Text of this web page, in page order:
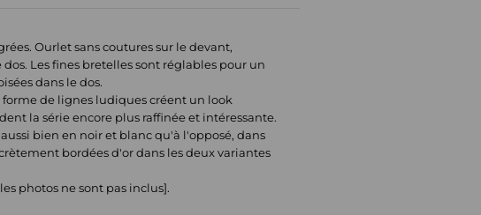
Ourlet sans coutures sur le devant,
Les fines bretelles sont réglables pour un
dans le dos.
de lignes ludiques créent un look
la série encore plus raffinée et intéressante.
bien en noir et blanc qu'à l'opposé, dans
bordées d'or dans les deux variantes
photos ne sont pas inclus].